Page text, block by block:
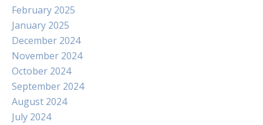
February 2025
January 2025
December 2024
November 2024
October 2024
September 2024
August 2024
July 2024